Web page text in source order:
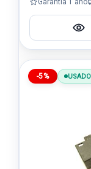
-5% USADO